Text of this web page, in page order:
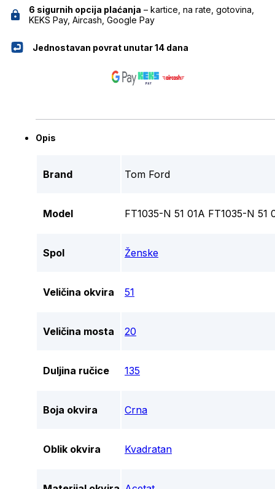
6 sigurnih opcija plaćanja – kartice, na rate, gotovina,
KEKS Pay, Aircash, Google Pay
Jednostavan povrat unutar 14 dana
Opis
Brand Tom Ford
Model FT1035-N 51 01A FT1035-N 51
Spol Ženske
Veličina okvira 51
Veličina mosta 20
Duljina ručice 135
Boja okvira Crna
Oblik okvira Kvadratan